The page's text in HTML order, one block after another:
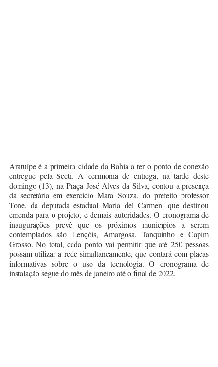
Aratuípe é a primeira cidade da Bahia a ter o ponto de conexão
entregue pela Secti. A cerimônia de entrega, na tarde deste
domingo (13), na Praça José Alves da Silva, contou a presença
da secretária em exercício Mara Souza, do prefeito professor
Tone, da deputada estadual Maria del Carmen, que destinou
emenda para o projeto, e demais autoridades. O cronograma de
inaugurações prevê que os próximos municípios a serem
contemplados são Lençóis, Amargosa, Tanquinho e Capim
Grosso. No total, cada ponto vai permitir que até 250 pessoas
possam utilizar a rede simultaneamente, que contará com placas
informativas sobre o uso da tecnologia. O cronograma de
instalação segue do mês de janeiro até o final de 2022.